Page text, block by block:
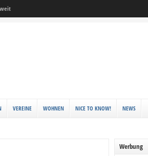
VEREINE WOHNEN NICE TO KNOW! NEWS
Werbung